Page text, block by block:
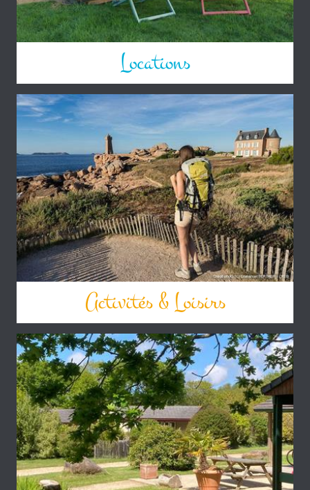
Locations
Activités & Loisirs